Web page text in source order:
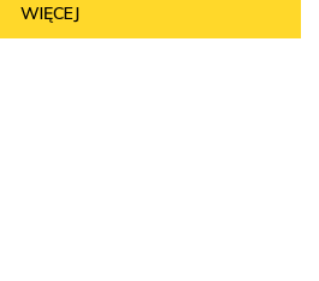
WIĘCEJ